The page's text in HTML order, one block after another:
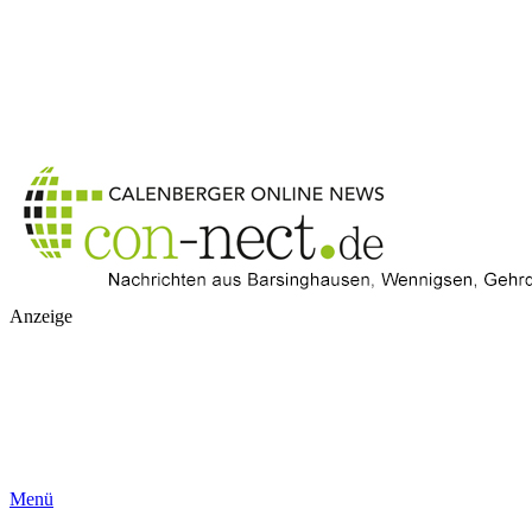
Anzeige
Menü